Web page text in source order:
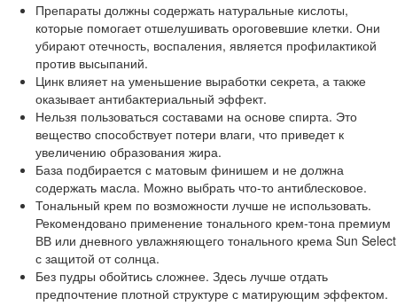
Препараты должны содержать натуральные кислоты,
которые помогает отшелушивать ороговевшие клетки. Они
убирают отечность, воспаления, является профилактикой
против высыпаний.
Цинк влияет на уменьшение выработки секрета, а также
оказывает антибактериальный эффект.
Нельзя пользоваться составами на основе спирта. Это
вещество способствует потери влаги, что приведет к
увеличению образования жира.
База подбирается с матовым финишем и не должна
содержать масла. Можно выбрать что-то антиблесковое.
Тональный крем по возможности лучше не использовать.
Рекомендовано применение тонального крем-тона премиум
ВВ или дневного увлажняющего тонального крема Sun Select
с защитой от солнца.
Без пудры обойтись сложнее. Здесь лучше отдать
предпочтение плотной структуре с матирующим эффектом.